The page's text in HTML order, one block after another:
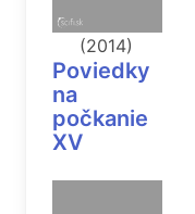
(2014)
Poviedky
na
počkanie
XV